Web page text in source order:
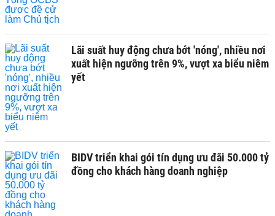
Lãi suất huy động chưa bớt 'nóng', nhiều nơi
xuất hiện ngưỡng trên 9%, vượt xa biểu niêm
yết
BIDV triển khai gói tín dụng ưu đãi 50.000 tỷ
đồng cho khách hàng doanh nghiệp